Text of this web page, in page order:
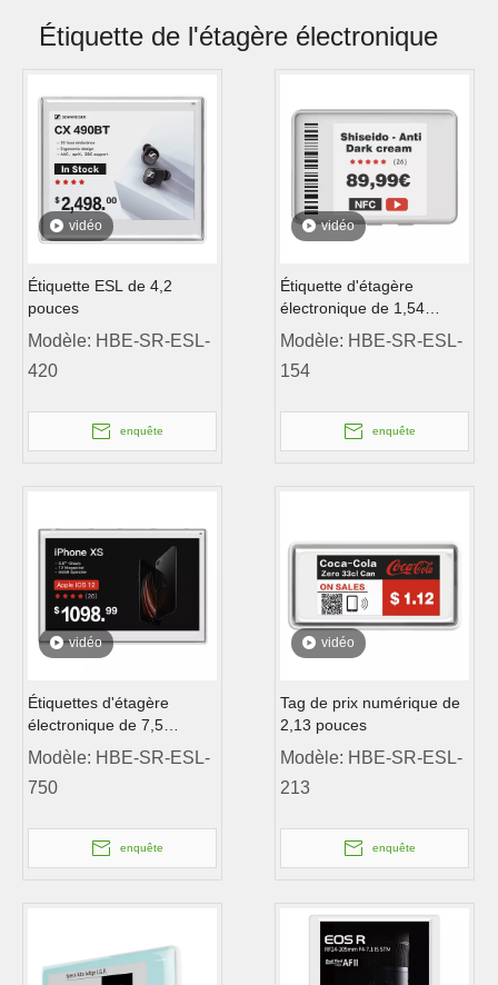
Étiquette de l'étagère électronique
vidéo
Étiquette ESL de 4,2
pouces
Modèle: HBE-SR-ESL-
420
enquête
vidéo
Étiquette d'étagère
électronique de 1,54
pouce
Modèle: HBE-SR-ESL-
154
enquête
vidéo
Étiquettes d'étagère
électronique de 7,5
pouces
Modèle: HBE-SR-ESL-
750
enquête
vidéo
Tag de prix numérique de
2,13 pouces
Modèle: HBE-SR-ESL-
213
enquête